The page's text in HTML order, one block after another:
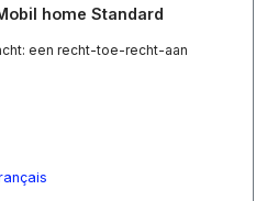
home Standard
een recht-toe-recht-aan